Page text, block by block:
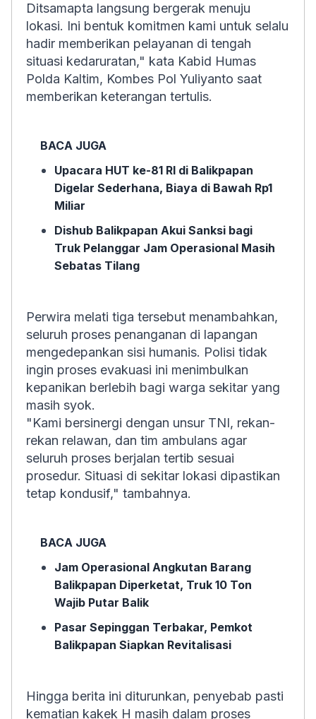
Ditsamapta langsung bergerak menuju
lokasi. Ini bentuk komitmen kami untuk selalu
hadir memberikan pelayanan di tengah
situasi kedaruratan," kata Kabid Humas
Polda Kaltim, Kombes Pol Yuliyanto saat
memberikan keterangan tertulis.
BACA JUGA
Upacara HUT ke-81 RI di Balikpapan
Digelar Sederhana, Biaya di Bawah Rp1
Miliar
Dishub Balikpapan Akui Sanksi bagi
Truk Pelanggar Jam Operasional Masih
Sebatas Tilang
Perwira melati tiga tersebut menambahkan,
seluruh proses penanganan di lapangan
mengedepankan sisi humanis. Polisi tidak
ingin proses evakuasi ini menimbulkan
kepanikan berlebih bagi warga sekitar yang
masih syok.
"Kami bersinergi dengan unsur TNI, rekan-
rekan relawan, dan tim ambulans agar
seluruh proses berjalan tertib sesuai
prosedur. Situasi di sekitar lokasi dipastikan
tetap kondusif," tambahnya.
BACA JUGA
Jam Operasional Angkutan Barang
Balikpapan Diperketat, Truk 10 Ton
Wajib Putar Balik
Pasar Sepinggan Terbakar, Pemkot
Balikpapan Siapkan Revitalisasi
Hingga berita ini diturunkan, penyebab pasti
kematian kakek H masih dalam proses